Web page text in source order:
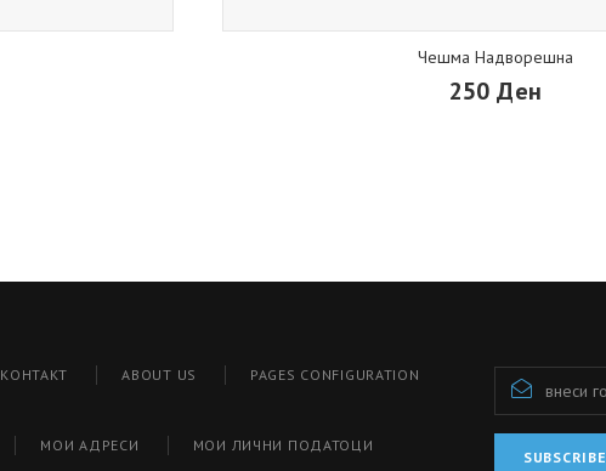
Чешма Надворешна
250 Ден
КОНТАКТ ABOUT US
PAGES CONFIGURATION
МОИ АДРЕСИ МОИ ЛИЧНИ ПОДАТОЦИ
SUBSCRIBE